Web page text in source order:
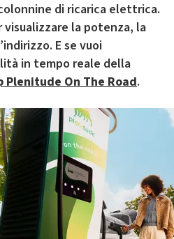
di ricarica elettrica.
visualizzare la potenza, la
E se vuoi
in tempo reale della
Plenitude On The Road.